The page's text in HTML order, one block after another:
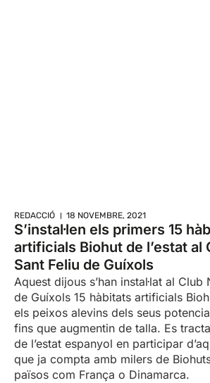
REDACCIÓ 18 NOVEMBRE, 2021
S’instal·len els primers 15
artificials Biohut de l’estat al
Sant Feliu de Guíxols
Aquest dijous s’han instal·lat al Club
de Guíxols 15 hàbitats artificials
els peixos alevins dels seus
fins que augmentin de talla. Es
de l’estat espanyol en participar
que ja compta amb milers de
països com França o Dinamarca.